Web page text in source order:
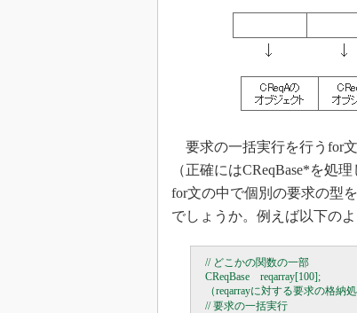
要求の一括実行を行うfor
（正確にはCReqBase*を処
for文の中で個別の要求の型
でしょうか。例えば以下のよ
  // どこかの関数の一部
  CReqBase    reqarray[100];
（reqarrayに対する要求の格納処
  // 要求の一括実行